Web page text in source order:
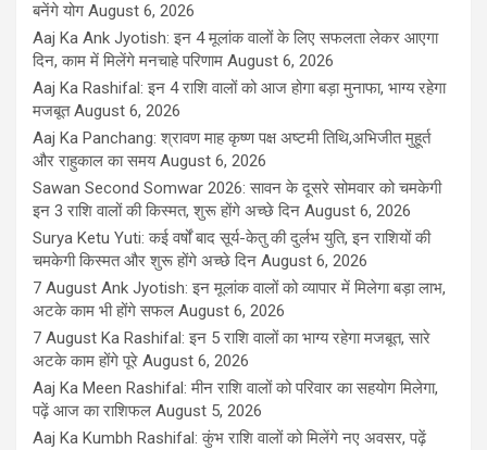
बनेंगे योग August 6, 2026
Aaj Ka Ank Jyotish: इन 4 मूलांक वालों के लिए सफलता लेकर आएगा
दिन, काम में मिलेंगे मनचाहे परिणाम August 6, 2026
Aaj Ka Rashifal: इन 4 राशि वालों को आज होगा बड़ा मुनाफा, भाग्य रहेगा
मजबूत August 6, 2026
Aaj Ka Panchang: श्रावण माह कृष्ण पक्ष अष्टमी तिथि,अभिजीत मुहूर्त
और राहुकाल का समय August 6, 2026
Sawan Second Somwar 2026: सावन के दूसरे सोमवार को चमकेगी
इन 3 राशि वालों की किस्मत, शुरू होंगे अच्छे दिन August 6, 2026
Surya Ketu Yuti: कई वर्षों बाद सूर्य-केतु की दुर्लभ युति, इन राशियों की
चमकेगी किस्मत और शुरू होंगे अच्छे दिन August 6, 2026
7 August Ank Jyotish: इन मूलांक वालों को व्यापार में मिलेगा बड़ा लाभ,
अटके काम भी होंगे सफल August 6, 2026
7 August Ka Rashifal: इन 5 राशि वालों का भाग्य रहेगा मजबूत, सारे
अटके काम होंगे पूरे August 6, 2026
Aaj Ka Meen Rashifal: मीन राशि वालों को परिवार का सहयोग मिलेगा,
पढ़ें आज का राशिफल August 5, 2026
Aaj Ka Kumbh Rashifal: कुंभ राशि वालों को मिलेंगे नए अवसर, पढ़ें